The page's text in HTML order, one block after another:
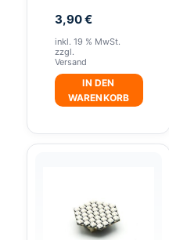
3,90€
inkl. 19 % MwSt.
zzgl.
Versand
IN DEN
WARENKORB